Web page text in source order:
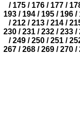
/ 175 / 176 / 177 /
193 / 194 / 195 / 196 /
/ 212 / 213 / 214 /
230/ 231/ 232/ 233/
/ 249 / 250 / 251 /
267/ 268/ 269/ 270/